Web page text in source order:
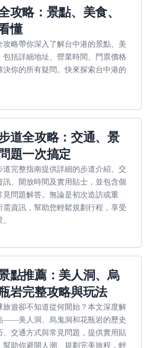
攻略：景點、美食、
懂
攻略帶你深入了解台中港的景點、美
包括詳細地址、營業時間、門票價格
決你的所有疑問。快來探索台中港的
道全攻略：交通、景
題一次搞定
道完整指南提供詳細的步道介紹、交
訊、開放時間及實用貼士，並包含個
見問題解答。無論是初次造訪或重
需資訊，幫助您輕鬆規劃行程，享受
點推薦：美人洞、烏
岩完整攻略與玩法
旅遊卻不知道從何開始？本文深度解
——美人洞、烏鬼洞和花瓶岩的歷史
、交通方式與常見問題，提供實用貼
幫助你避開人潮、規劃完美旅程，輕